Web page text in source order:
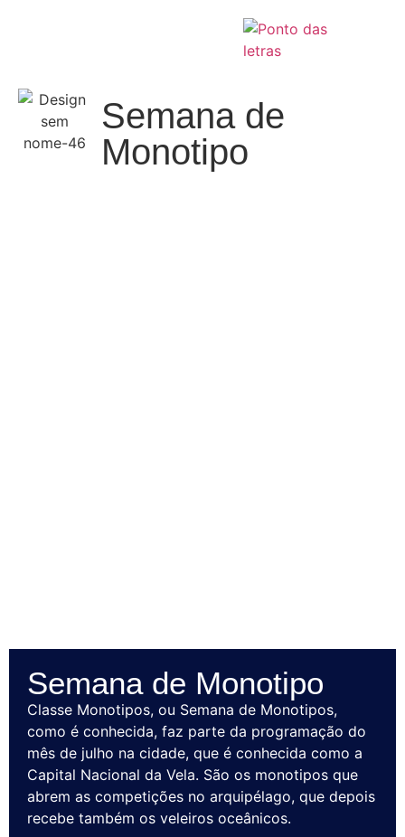
Semana de
Monotipo
Semana de Monotipo
Classe Monotipos, ou Semana de Monotipos,
como é conhecida, faz parte da programação do
mês de julho na cidade, que é conhecida como a
Capital Nacional da Vela. São os monotipos que
abrem as competições no arquipélago, que depois
recebe também os veleiros oceânicos.